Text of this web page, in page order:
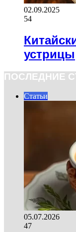
02.09.2025
54
устрицы
ПОСЛЕДНИЕ
Статьи
05.07.2026
47